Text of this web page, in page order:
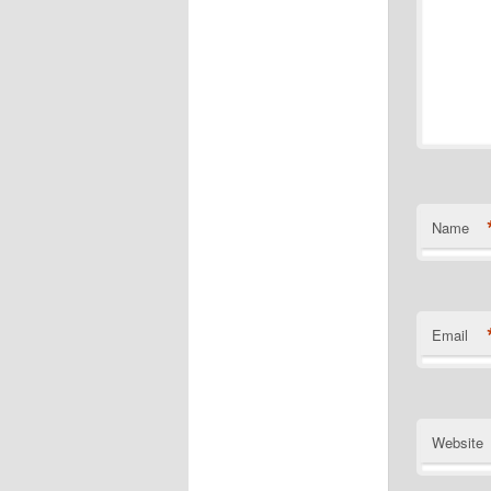
Name
Email
Website